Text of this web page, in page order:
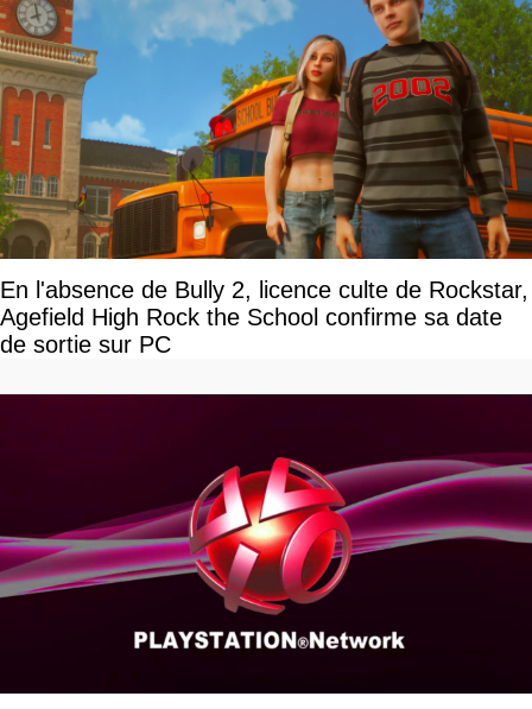
En l'absence de Bully 2, licence culte de Rockstar,
Agefield High Rock the School confirme sa date
de sortie sur PC